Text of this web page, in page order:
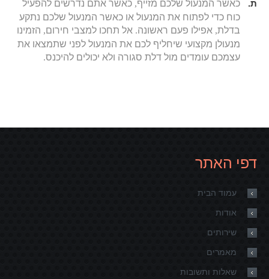
ת.
כאשר המנעול שלכם מזייף, כאשר אתם נדרשים להפעיל
כוח כדי לפתוח את המנעול או כאשר המנעול שלכם נתקע
בדלת, אפילו פעם ראשונה. אל תחכו למצבי חירום, הזמינו
מנעולן מקצועי שיחליף לכם את המנעול לפני שתמצאו את
עצמכם עומדים מול דלת סגורה ולא יכולים להיכנס.
דפי האתר
עמוד הבית
אודות
שירותים
מאמרים
שאלות ותשובות